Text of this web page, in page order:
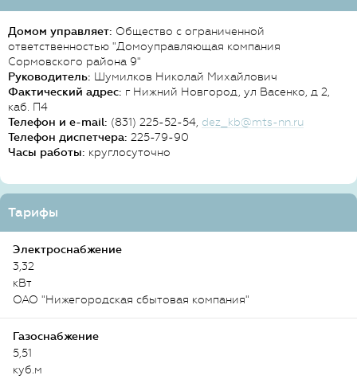
Домом управляет: Общество с ограниченной
ответственностью "Домоуправляющая компания
Сормовского района 9"
Руководитель: Шумилков Николай Михайлович
Фактический адрес: г Нижний Новгород, ул Васенко, д 2,
каб. П4
Телефон и e-mail: (831) 225-52-54, dez_kb@mts-nn.ru
Телефон диспетчера: 225-79-90
Часы работы: круглосуточно
Тарифы
Электроснабжение
3,32
кВт
ОАО "Нижегородская сбытовая компания"
Газоснабжение
5,51
куб.м